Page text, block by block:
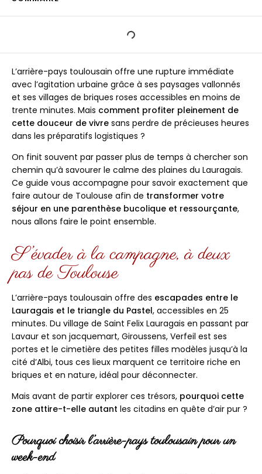
L’arrière-pays toulousain offre une rupture immédiate
avec l’agitation urbaine grâce à ses paysages vallonnés
et ses villages de briques roses accessibles en moins de
trente minutes. Mais comment profiter pleinement de
cette douceur de vivre sans perdre de précieuses heures
dans les préparatifs logistiques ?
On finit souvent par passer plus de temps à chercher son
chemin qu’à savourer le calme des plaines du Lauragais.
Ce guide vous accompagne pour savoir exactement que
faire autour de Toulouse afin de transformer votre
séjour en une parenthèse bucolique et ressourçante,
nous allons faire le point ensemble.
S’évader à la campagne, à deux
pas de Toulouse
L’arrière-pays toulousain offre des escapades entre le
Lauragais et le triangle du Pastel, accessibles en 25
minutes. Du village de Saint Felix Lauragais en passant par
Lavaur et son jacquemart, Giroussens, Verfeil est ses
portes et le cimetière des petites filles modèles jusqu’à la
cité d’Albi, tous ces lieux marquent ce territoire riche en
briques et en nature, idéal pour déconnecter.
Mais avant de partir explorer ces trésors, pourquoi cette
zone attire-t-elle autant les citadins en quête d’air pur ?
Pourquoi choisir l’arrière-pays toulousain pour un
week-end